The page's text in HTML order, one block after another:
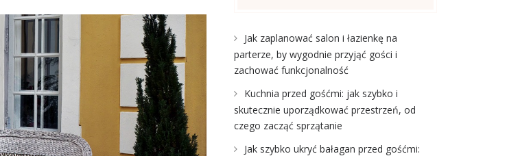
Jak zaplanować salon i łazienkę na
parterze, by wygodnie przyjąć gości i
zachować funkcjonalność
Kuchnia przed gośćmi: jak szybko i
skutecznie uporządkować przestrzeń, od
czego zacząć sprzątanie
Jak szybko ukryć bałagan przed gośćmi: